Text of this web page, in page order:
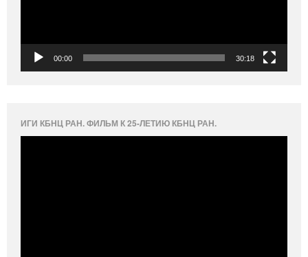
00:00 30:18
ИГИ КБНЦ РАН. ФИЛЬМ К 25-ЛЕТИЮ КБНЦ РАН.